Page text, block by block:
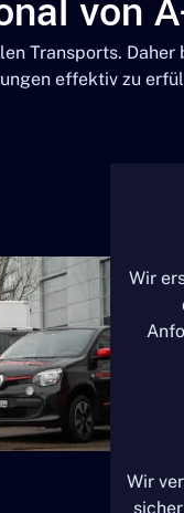
von
Transports.
effektiv zu
Wir
Wir